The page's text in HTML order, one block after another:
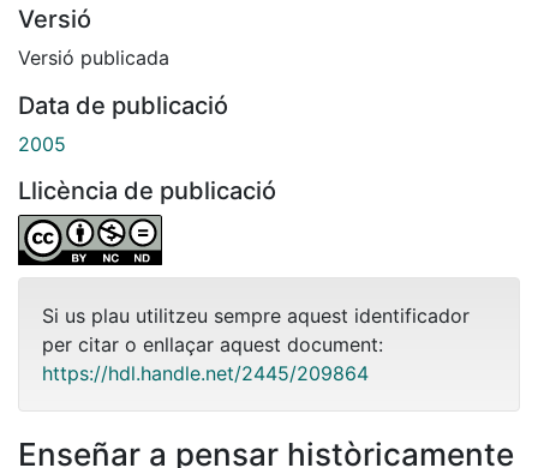
Versió
Versió publicada
Data de publicació
2005
Llicència de publicació
Si us plau utilitzeu sempre aquest identificador
per citar o enllaçar aquest document:
https://hdl.handle.net/2445/209864
Enseñar a pensar històricamente